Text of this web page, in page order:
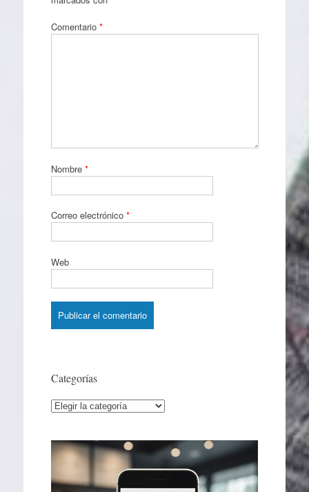
Comentario *
Nombre *
Correo electrónico *
Web
Categorías
Categorías